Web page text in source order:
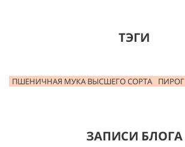
ТЭГИ
ПШЕНИЧНАЯ МУКА ВЫСШЕГО СОРТА ПИРОГ
ЗАПИСИ БЛОГА